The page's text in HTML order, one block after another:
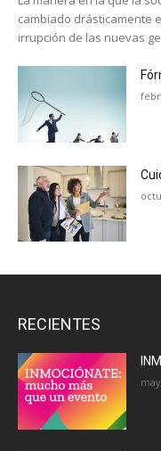
cambiado drásticamente
irrupción de las nuevas
RECIENTES